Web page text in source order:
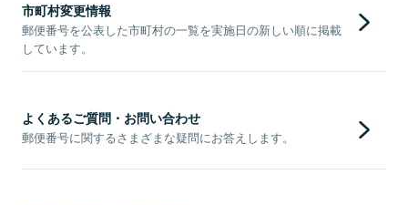
市町村変更情報
郵便番号を公表した市町村の一覧を実施日の新しい順に掲載
しています。
よくあるご質問・お問い合わせ
郵便番号に関するさまざまな疑問にお答えします。